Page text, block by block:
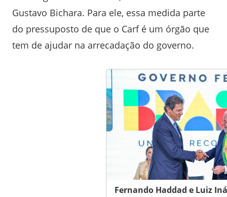
Gustavo Bichara. Para ele, essa medida parte
do pressuposto de que o Carf é um órgão que
tem de ajudar na arrecadação do governo.
Fernando Haddad e Luiz